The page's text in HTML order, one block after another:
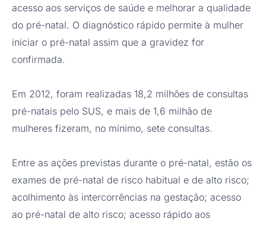
acesso aos serviços de saúde e melhorar a qualidade
do pré-natal. O diagnóstico rápido permite à mulher
iniciar o pré-natal assim que a gravidez for
confirmada.
Em 2012, foram realizadas 18,2 milhões de consultas
pré-natais pelo SUS, e mais de 1,6 milhão de
mulheres fizeram, no mínimo, sete consultas.
Entre as ações previstas durante o pré-natal, estão os
exames de pré-natal de risco habitual e de alto risco;
acolhimento às intercorrências na gestação; acesso
ao pré-natal de alto risco; acesso rápido aos